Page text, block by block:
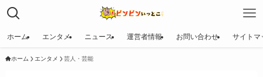
ホーム エンタメ ニュース 運営者情報 お問い合わせ サイトマ
ホーム エンタメ 芸人・芸能